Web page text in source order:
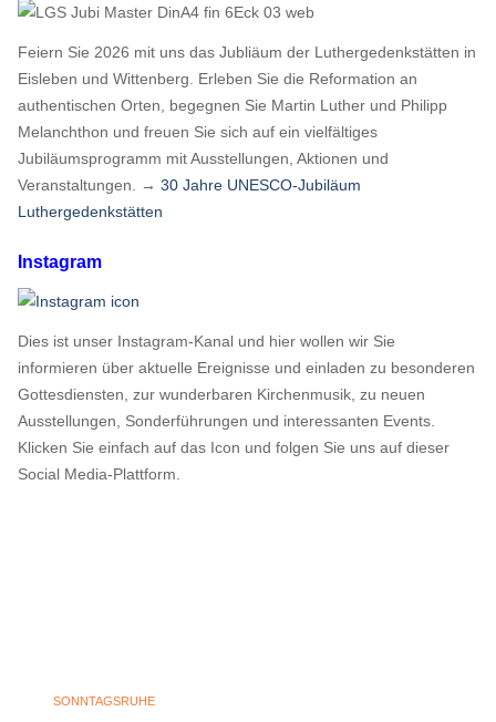
Feiern Sie 2026 mit uns das Jubliäum der Luthergedenkstätten in
Eisleben und Wittenberg. Erleben Sie die Reformation an
authentischen Orten, begegnen Sie Martin Luther und Philipp
Melanchthon und freuen Sie sich auf ein vielfältiges
Jubiläumsprogramm mit Ausstellungen, Aktionen und
Veranstaltungen. → 30 Jahre UNESCO-Jubiläum
Luthergedenkstätten
Instagram
Dies ist unser Instagram-Kanal und hier wollen wir Sie
informieren über aktuelle Ereignisse und einladen zu besonderen
Gottesdiensten, zur wunderbaren Kirchenmusik, zu neuen
Ausstellungen, Sonderführungen und interessanten Events.
Klicken Sie einfach auf das Icon und folgen Sie uns auf dieser
Social Media-Plattform.
SONNTAGSRUHE